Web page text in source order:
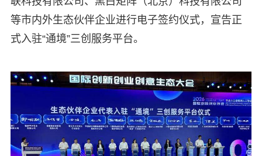
等市内外生态伙伴企业进行电子签约仪式，宣告正
式入驻“通境”三创服务平台。